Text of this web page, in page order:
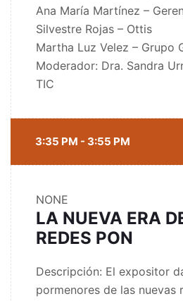
Ana María Martínez –
Silvestre Rojas – Ottis
Martha Luz Velez – Grupo
Moderador: Dra. Sandra
TIC
3:35 PM - 3:55 PM
NONE
LA NUEVA ERA
REDES PON
Descripción: El expositor
pormenores de las nuevas